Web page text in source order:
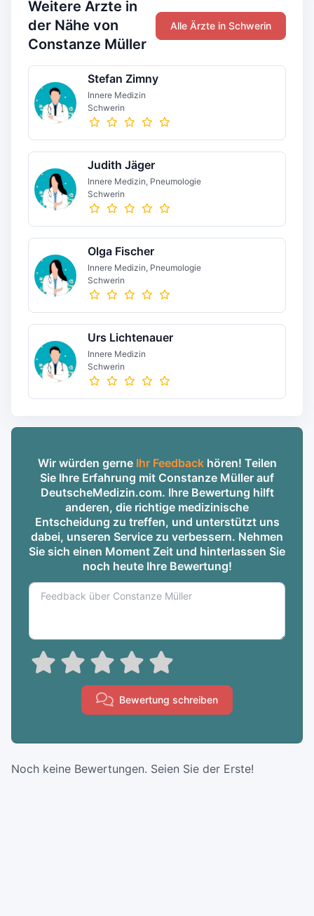
Weitere Ärzte in
der Nähe von
Constanze Müller
Alle Ärzte in Schwerin
Stefan Zimny
Innere Medizin
Schwerin
Judith Jäger
Innere Medizin, Pneumologie
Schwerin
Olga Fischer
Innere Medizin, Pneumologie
Schwerin
Urs Lichtenauer
Innere Medizin
Schwerin
Wir würden gerne Ihr Feedbackhören! Teilen
Sie Ihre Erfahrung mit Constanze Müller auf
DeutscheMedizin.com. Ihre Bewertung hilft
anderen, die richtige medizinische
Entscheidung zu treffen, und unterstützt uns
dabei, unseren Service zu verbessern. Nehmen
Sie sich einen Moment Zeit und hinterlassen Sie
noch heute Ihre Bewertung!
Bewertung schreiben
Noch keine Bewertungen. Seien Sie der Erste!